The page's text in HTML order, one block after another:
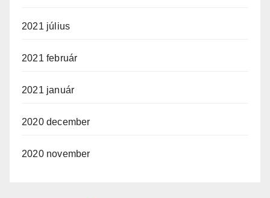
2021 július
2021 február
2021 január
2020 december
2020 november